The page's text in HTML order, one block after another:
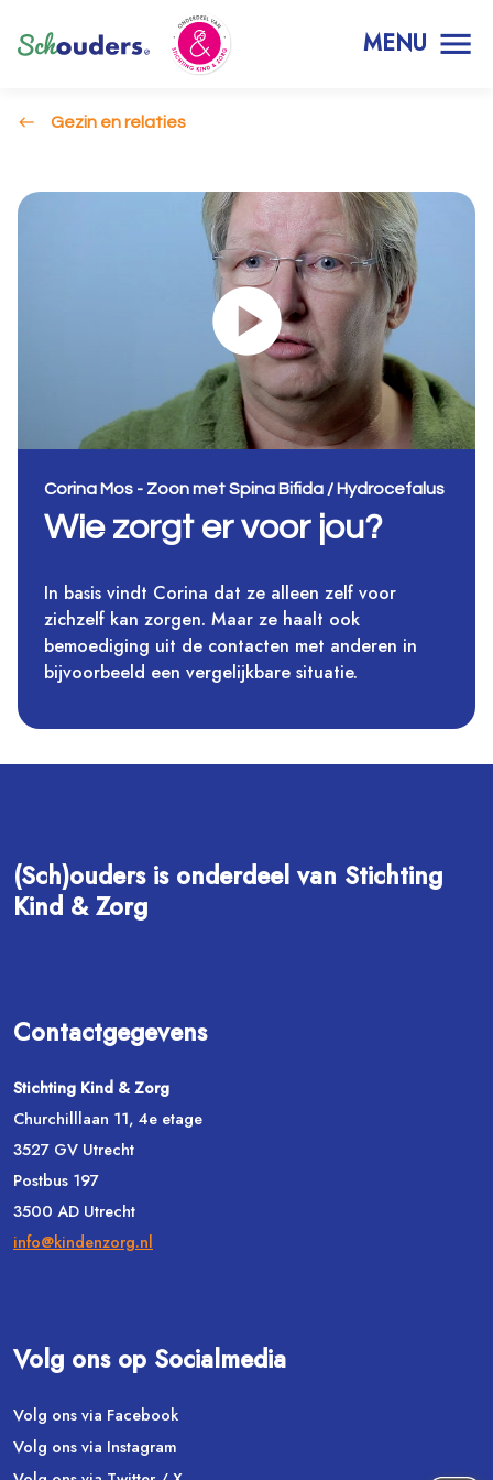
MENU
Gezin en relaties
Corina Mos - Zoon met Spina Bifida / Hydrocefalus
Wie zorgt er voor jou?
In basis vindt Corina dat ze alleen zelf voor
zichzelf kan zorgen. Maar ze haalt ook
bemoediging uit de contacten met anderen in
bijvoorbeeld een vergelijkbare situatie.
(Sch)ouders is onderdeel van Stichting
Kind & Zorg
Contactgegevens
Stichting Kind & Zorg
Churchilllaan 11, 4e etage
3527 GV Utrecht
Postbus 197
3500 AD Utrecht
info@kindenzorg.nl
Volg ons op Socialmedia
Volg ons via Facebook
Volg ons via Instagram